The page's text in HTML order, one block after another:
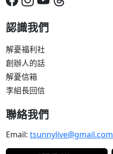
認識我們
解憂福利社
創辦人的話
解憂信箱
李組長回信
聯絡我們
Email: tsunnylive@gmail.com